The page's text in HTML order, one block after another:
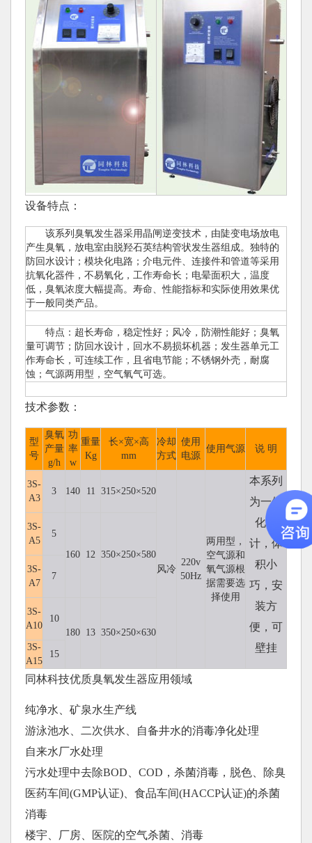
设备特点：
该系列臭氧发生器采用晶闸逆变技术，由陡变电场放电
产生臭氧，放电室由脱羟石英结构管状发生器组成。独特的
防回水设计；模块化电路；介电元件、连接件和管道等采用
抗氧化器件，不易氧化，工作寿命长；电晕面积大，温度
低，臭氧浓度大幅提高。寿命、性能指标和实际使用效果优
于一般同类产品。
特点：超长寿命，稳定性好；风冷，防潮性能好；臭氧
量可调节；防回水设计，回水不易损坏机器；发生器单元工
作寿命长，可连续工作，且省电节能；不锈钢外壳，耐腐
蚀；气源两用型，空气氧气可选。
技术参数：
型
号
臭氧
产量
g/h
功
率
w
重量
Kg
长×宽×高
mm
冷却
方式
使用
电源
使用气源 说 明
3S-
A3
3 140 11 315×250×520
风冷
220v
50Hz
两用型，
空气源和
氧气源根
据需要选
择使用
本系列
为一体
化设
计，体
积小
巧，安
装方
便，可
壁挂
3S-
A5
5
160 12 350×250×580
3S-
A7
7
3S-
A10
10
180 13 350×250×630
3S-
A15
15
同林科技优质臭氧发生器应用领域
纯净水、矿泉水生产线
游泳池水、二次供水、自备井水的消毒净化处理
自来水厂水处理
污水处理中去除BOD、COD，杀菌消毒，脱色、除臭
医药车间(GMP认证)、食品车间(HACCP认证)的杀菌
消毒
楼宇、厂房、医院的空气杀菌、消毒